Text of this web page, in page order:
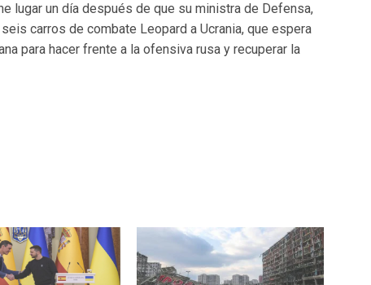
lugar un día después de que su ministra de Defensa,
carros de combate Leopard a Ucrania, que espera
para hacer frente a la ofensiva rusa y recuperar la